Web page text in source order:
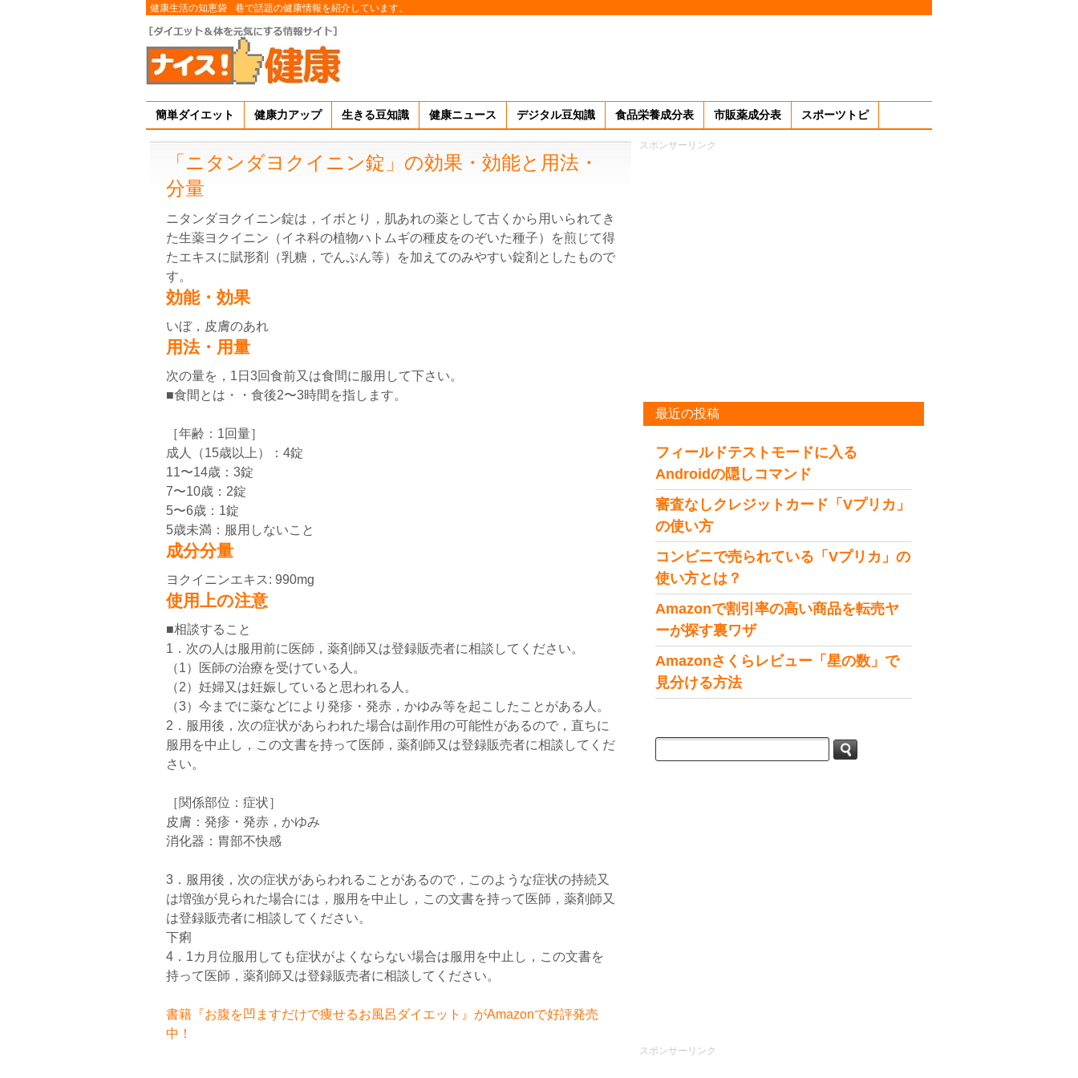
健康生活の知恵袋 巷で話題の健康情報を紹介しています。
簡単ダイエット 健康力アップ 生きる豆知識 健康ニュース デジタル豆知識 食品栄養成分表 市販薬成分表 スポーツトピ
「ニタンダヨクイニン錠」の効果・効能と用法・
分量
ニタンダヨクイニン錠は，イボとり，肌あれの薬として古くから用いられてき
た生薬ヨクイニン（イネ科の植物ハトムギの種皮をのぞいた種子）を煎じて得
たエキスに賦形剤（乳糖，でんぷん等）を加えてのみやすい錠剤としたもので
す。
効能・効果
いぼ，皮膚のあれ
用法・用量
次の量を，1日3回食前又は食間に服用して下さい。
■食間とは・・食後2〜3時間を指します。
［年齢：1回量］
成人（15歳以上）：4錠
11〜14歳：3錠
7〜10歳：2錠
5〜6歳：1錠
5歳未満：服用しないこと
成分分量
ヨクイニンエキス: 990mg
使用上の注意
■相談すること
1．次の人は服用前に医師，薬剤師又は登録販売者に相談してください。
（1）医師の治療を受けている人。
（2）妊婦又は妊娠していると思われる人。
（3）今までに薬などにより発疹・発赤，かゆみ等を起こしたことがある人。
2．服用後，次の症状があらわれた場合は副作用の可能性があるので，直ちに
服用を中止し，この文書を持って医師，薬剤師又は登録販売者に相談してくだ
さい。
［関係部位：症状］
皮膚：発疹・発赤，かゆみ
消化器：胃部不快感
3．服用後，次の症状があらわれることがあるので，このような症状の持続又
は増強が見られた場合には，服用を中止し，この文書を持って医師，薬剤師又
は登録販売者に相談してください。
下痢
4．1カ月位服用しても症状がよくならない場合は服用を中止し，この文書を
持って医師，薬剤師又は登録販売者に相談してください。
書籍『お腹を凹ますだけで痩せるお風呂ダイエット』がAmazonで好評発売
中！
スポンサーリンク
最近の投稿
フィールドテストモードに入る
Androidの隠しコマンド
審査なしクレジットカード「Vプリカ」
の使い方
コンビニで売られている「Vプリカ」の
使い方とは？
Amazonで割引率の高い商品を転売ヤ
ーが探す裏ワザ
Amazonさくらレビュー「星の数」で
見分ける方法
スポンサーリンク